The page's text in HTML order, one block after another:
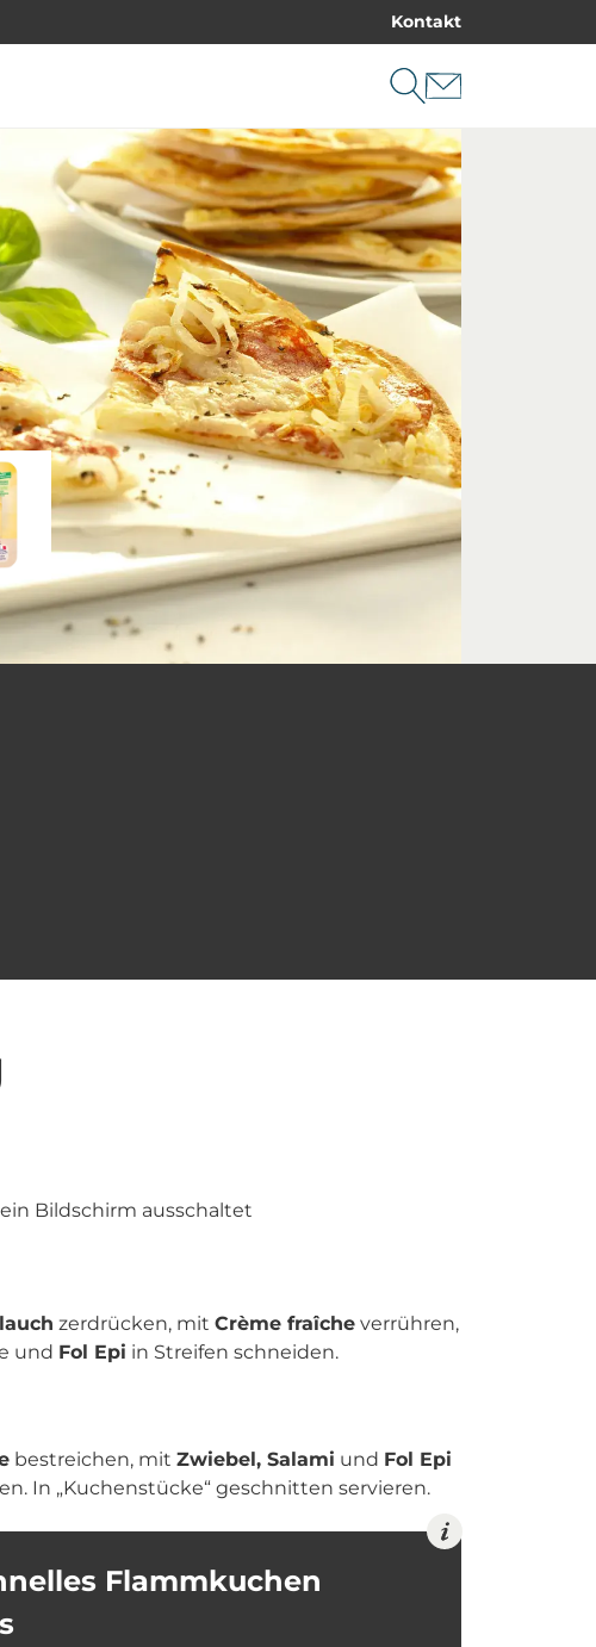
Kontakt
Bildschirm ausschaltet
zerdrücken, mit Crème fraîche verrühren,
und Fol Epi in Streifen schneiden.
bestreichen, mit Zwiebel, Salami und Fol Epi
In „Kuchenstücke“ geschnitten servieren.
Flammkuchen